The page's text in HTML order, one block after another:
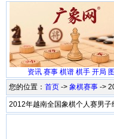
资讯 赛事 棋谱 棋手 开局
您的位置： 首页 -> 象棋赛事 ->
2012年越南全国象棋个人赛男子